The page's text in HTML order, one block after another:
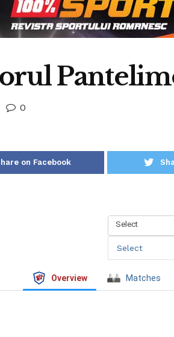
0
on Facebook
Select
Select
Overview Matches